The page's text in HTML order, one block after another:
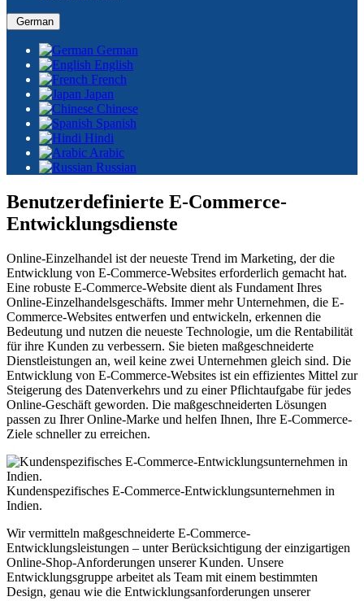
German
German
English
French
Japan
Chinese
Spanish
Hindi
Arabic
Russian
Benutzerdefinierte E-Commerce-
Entwicklungsdienste
Online-Einzelhandel ist der neueste Trend im Marketing, der die
Entwicklung von E-Commerce-Websites erforderlich gemacht hat.
Eine robuste E-Commerce-Website dient als Fundament Ihres
Online-Einzelhandelsgeschäfts. Immer mehr Unternehmen, die E-
Commerce-Websites entwerfen und entwickeln, erkennen die
Bedeutung und nutzen die neueste Technologie, um die Rentabilität
für ihre Kunden zu verbessern. Sie bieten maßgeschneiderte
Dienstleistungen an, weil keine zwei Unternehmen gleich sind. Die
Entwicklung von E-Commerce-Websites ist ein effizientes Mittel zur
Steigerung des Datenverkehrs und zu einer Pflichtaufgabe für jedes
Online-Geschäft geworden. Die maßgeschneiderten Lösungen
passen zu Ihrer Online-Marke und helfen Ihnen, Ihre E-Commerce-
Ziele schneller zu erreichen.
Kundenspezifisches E-Commerce-Entwicklungsunternehmen in
Indien.
Wir vermitteln maßgeschneiderte E-Commerce-
Entwicklungsleistungen – unter Berücksichtigung der einzigartigen
Online-Shop-Anforderungen unserer Kunden. Unsere
Entwicklungsgruppe arbeitet als Team mit einem bestimmten
Design, genau wie die Entwicklungsanforderungen unserer